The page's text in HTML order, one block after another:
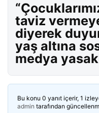
taviz
diyerek
yaş altına
medya
Bu konu 0 yanıt içerir, 1
admin tarafından